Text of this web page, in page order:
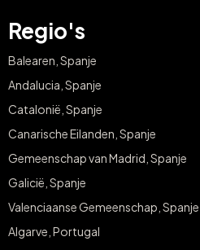
Regio's
Balearen, Spanje
Andalucia, Spanje
Catalonië, Spanje
Canarische Eilanden, Spanje
Gemeenschap van Madrid, Spanje
Galicië, Spanje
Valenciaanse Gemeenschap, Spanje
Algarve, Portugal